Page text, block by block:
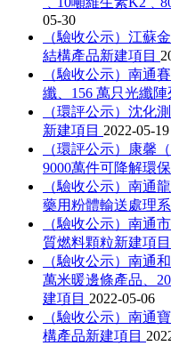
05-30
（驗收公示）江蘇
結構產品新建項目
（驗收公示）南通
纖、156 萬只光纖陣
（環評公示）沈化
新建項目 2022-05-19
（環評公示）康馨
9000萬件可降解環
（驗收公示）南通
藥用粉體輸送處理
（驗收公示）南通
質燃料顆粒新建項目
（驗收公示）南通
萬米暖邊條產品、
建項目 2022-05-06
（驗收公示）南通
構產品新建項目